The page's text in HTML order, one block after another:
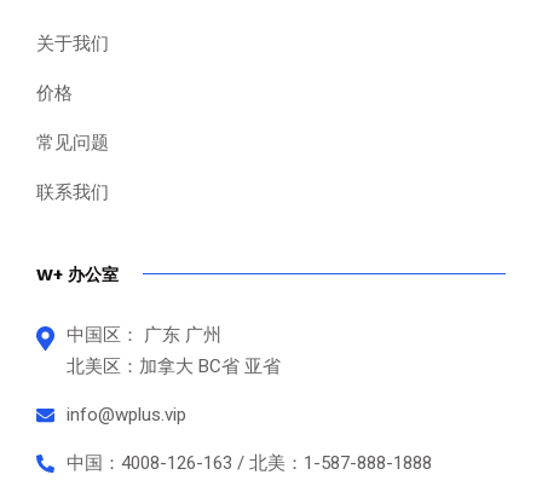
关于我们
价格
常见问题
联系我们
W+ 办公室
中国区： 广东 广州
北美区：加拿大 BC省 亚省
info@wplus.vip
中国：4008-126-163 / 北美：1-587-888-1888